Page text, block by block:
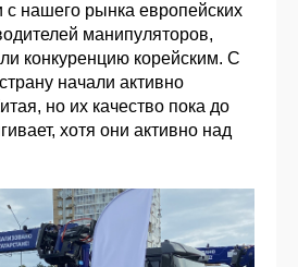
с нашего рынка европейских
манипуляторов,
конкуренцию корейским. С
начали активно
но их качество пока до
хотя они активно над